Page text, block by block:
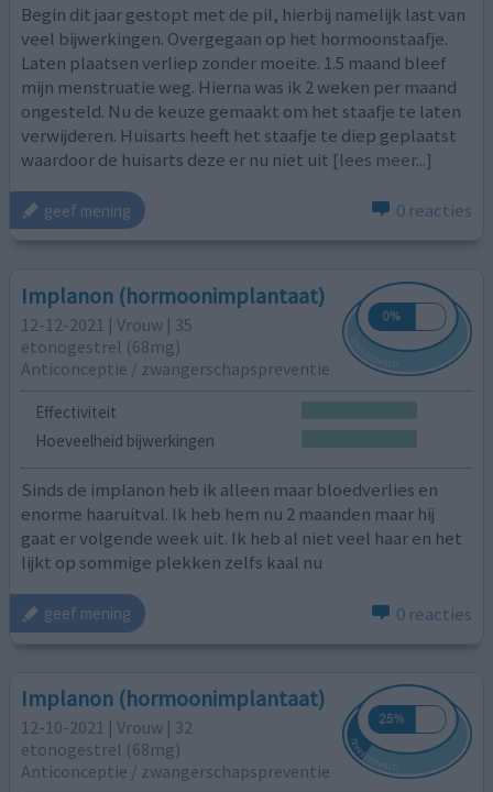
Begin dit jaar gestopt met de pil, hierbij namelijk last van
veel bijwerkingen. Overgegaan op het hormoonstaafje.
Laten plaatsen verliep zonder moeite. 1.5 maand bleef
mijn menstruatie weg. Hierna was ik 2 weken per maand
ongesteld. Nu de keuze gemaakt om het staafje te laten
verwijderen. Huisarts heeft het staafje te diep geplaatst
waardoor de huisarts deze er nu niet uit [lees meer...]
geef mening 0 reacties
Implanon (hormoonimplantaat)
12-12-2021 | Vrouw | 35
etonogestrel (68mg)
Anticonceptie / zwangerschapspreventie
Effectiviteit
Hoeveelheid bijwerkingen
Sinds de implanon heb ik alleen maar bloedverlies en
enorme haaruitval. Ik heb hem nu 2 maanden maar hij
gaat er volgende week uit. Ik heb al niet veel haar en het
lijkt op sommige plekken zelfs kaal nu
geef mening 0 reacties
Implanon (hormoonimplantaat)
12-10-2021 | Vrouw | 32
etonogestrel (68mg)
Anticonceptie / zwangerschapspreventie